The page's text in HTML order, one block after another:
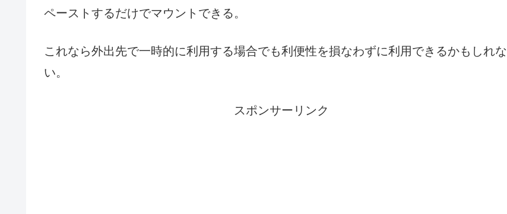
ペーストするだけでマウントできる。
これなら外出先で一時的に利用する場合でも利便性を損なわずに利用できるかもしれな
い。
スポンサーリンク